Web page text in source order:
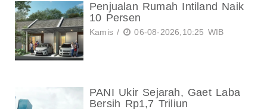
Penjualan Rumah Intiland Naik
10 Persen
Kamis / 06-08-2026,10:25 WIB
PANI Ukir Sejarah, Gaet Laba
Bersih Rp1,7 Triliun